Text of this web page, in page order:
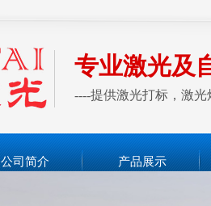
专业激光及
----提供激光打标，激
公司简介 产品展示